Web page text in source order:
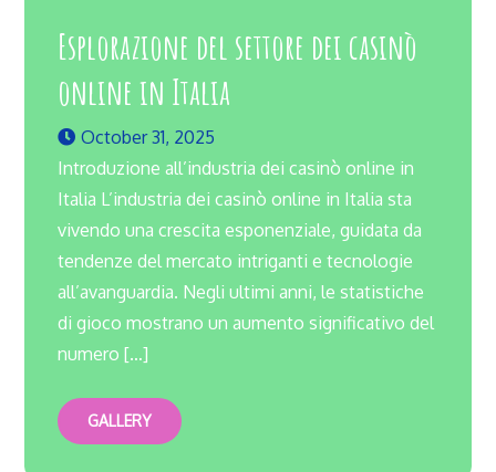
Esplorazione del settore dei casinò
online in Italia
October 31, 2025
Introduzione all’industria dei casinò online in
Italia L’industria dei casinò online in Italia sta
vivendo una crescita esponenziale, guidata da
tendenze del mercato intriganti e tecnologie
all’avanguardia. Negli ultimi anni, le statistiche
di gioco mostrano un aumento significativo del
numero […]
GALLERY